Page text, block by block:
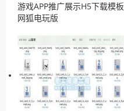
游戏APP推广展示H5下载模板
网狐电玩版